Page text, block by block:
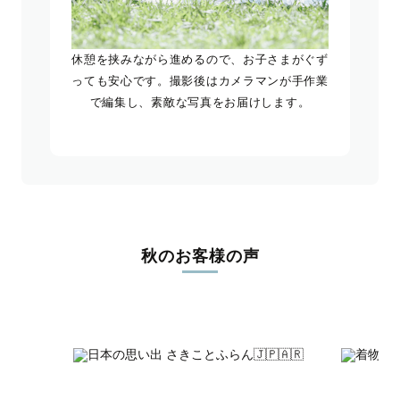
休憩を挟みながら進めるので、お子さまがぐず
っても安心です。撮影後はカメラマンが手作業
で編集し、素敵な写真をお届けします。
秋のお客様の声